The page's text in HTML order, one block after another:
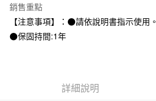
台新國際商業銀行
台灣樂天信用卡公司
運送方式
全家取貨付款
每筆NT$65，滿NT$1,000(含以上)免運費
銷售重點
【注意事項】：●請依說明書指示使用。
●保固持間:1年
詳細說明